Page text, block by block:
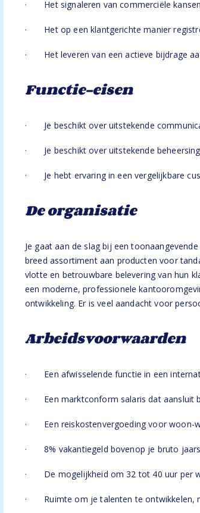
· Het signaleren van commerciële
· Het op een klantgerichte manier
· Het leveren van een actieve bijdrage
Functie-eisen
· Je beschikt over uitstekende
· Je beschikt over uitstekende
· Je hebt ervaring in een vergelijkbare
De organisatie
Je gaat aan de slag bij een
breed assortiment aan producten voor
vlotte en betrouwbare belevering van hun
een moderne, professionele
ontwikkeling. Er is veel aandacht voor
Arbeidsvoorwaarden
· Een afwisselende functie in een
· Een marktconform salaris dat aansluit
· Een reiskostenvergoeding voor woon-
· 8% vakantiegeld bovenop je bruto
· De mogelijkheid om 32 tot 40 uur per
· Ruimte om je talenten te ontwikkelen,